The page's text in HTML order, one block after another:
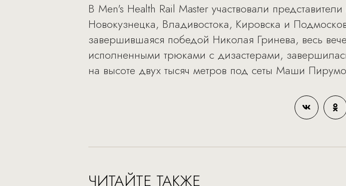
В Men's Health Rail Master участвовали
Новокузнецка, Владивостока, Кировска и
завершившаяся победой Николая Гринева, весь
исполненными трюками с дизастерами,
на высоте двух тысяч метров под сеты Маши
ЧИТАЙТЕ ТАКЖЕ